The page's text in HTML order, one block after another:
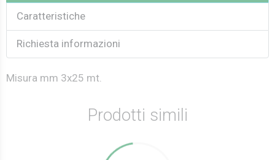
Caratteristiche
Richiesta informazioni
Misura mm 3x25 mt.
Prodotti simili